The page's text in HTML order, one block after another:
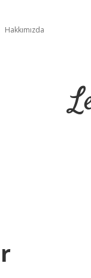
Hakkımızda